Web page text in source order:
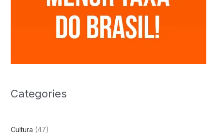
Categories
Cultura (47)